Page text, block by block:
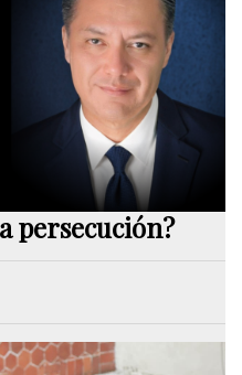
persecución?